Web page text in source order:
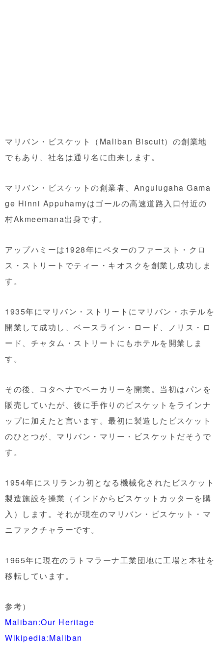
マリバン・ビスケット（Maliban Biscuit）の創業地
でもあり、社名は通り名に由来します。
マリバン・ビスケットの創業者、Angulugaha Gama
ge Hinni Appuhamyはゴールの高速道路入口付近の
村Akmeemana出身です。
アップハミーは1928年にペターのファースト・クロ
ス・ストリートでティー・キオスクを創業し成功しま
す。
1935年にマリバン・ストリートにマリバン・ホテルを
開業して成功し、ベースライン・ロード、ノリス・ロ
ード、チャタム・ストリートにもホテルを開業しま
す。
その後、コタヘナでベーカリーを開業。当初はパンを
販売していたが、後に手作りのビスケットをラインナ
ップに加えたと言います。最初に製造したビスケット
のひとつが、マリバン・マリー・ビスケットだそうで
す。
1954年にスリランカ初となる機械化されたビスケット
製造施設を操業（インドからビスケットカッターを購
入）します。それが現在のマリバン・ビスケット・マ
ニファクチャラーです。
1965年に現在のラトマラーナ工業団地に工場と本社を
移転しています。
参考）
Maliban:Our Heritage
Wikipedia:Maliban